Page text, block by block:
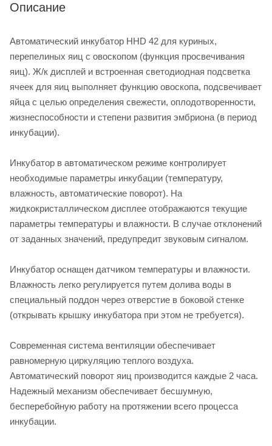
Описание
Автоматический инкубатор HHD 42 для куриных,
перепелиных яиц с овоскопом (функция просвечивания
яиц). Ж/к дисплей и встроенная светодиодная подсветка
ячеек для яиц выполняет функцию овоскопа, подсвечивает
яйца с целью определения свежести, оплодотворенности,
жизнеспособности и степени развития эмбриона (в период
инкубации).
Инкубатор в автоматическом режиме контролирует
необходимые параметры инкубации (температуру,
влажность, автоматические поворот). На
жидкокристаллическом дисплее отображаются текущие
параметры температуры и влажности. В случае отклонений
от заданных значений, предупредит звуковым сигналом.
Инкубатор оснащен датчиком температуры и влажности.
Влажность легко регулируется путем долива воды в
специальный поддон через отверстие в боковой стенке
(открывать крышку инкубатора при этом не требуется).
Современная система вентиляции обеспечивает
равномерную циркуляцию теплого воздуха.
Автоматический поворот яиц производится каждые 2 часа.
Надежный механизм обеспечивает бесшумную,
бесперебойную работу на протяжении всего процесса
инкубации.